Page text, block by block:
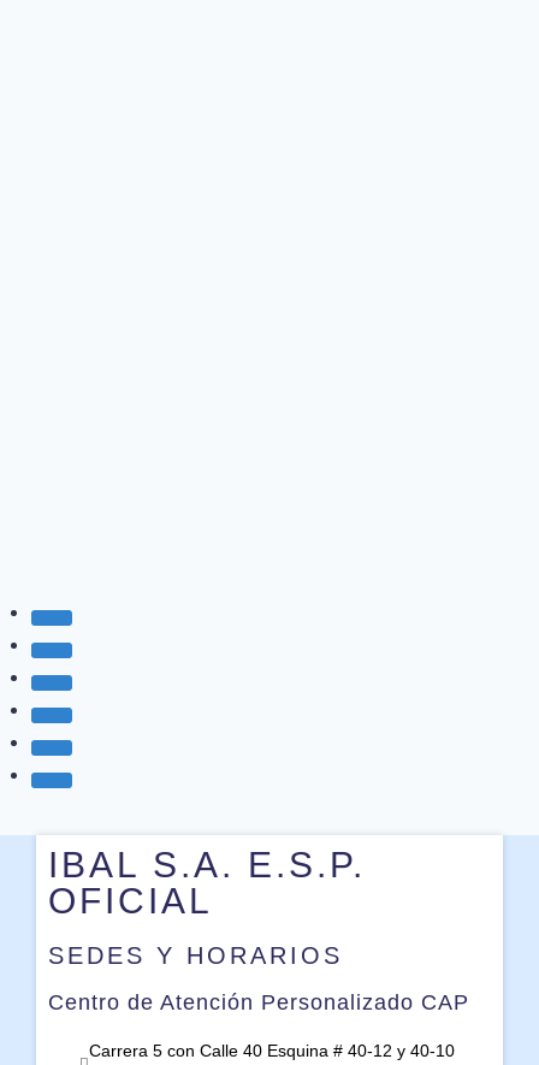
IBAL S.A. E.S.P.
OFICIAL
SEDES Y HORARIOS
Centro de Atención Personalizado CAP
Carrera 5 con Calle 40 Esquina # 40-12 y 40-10